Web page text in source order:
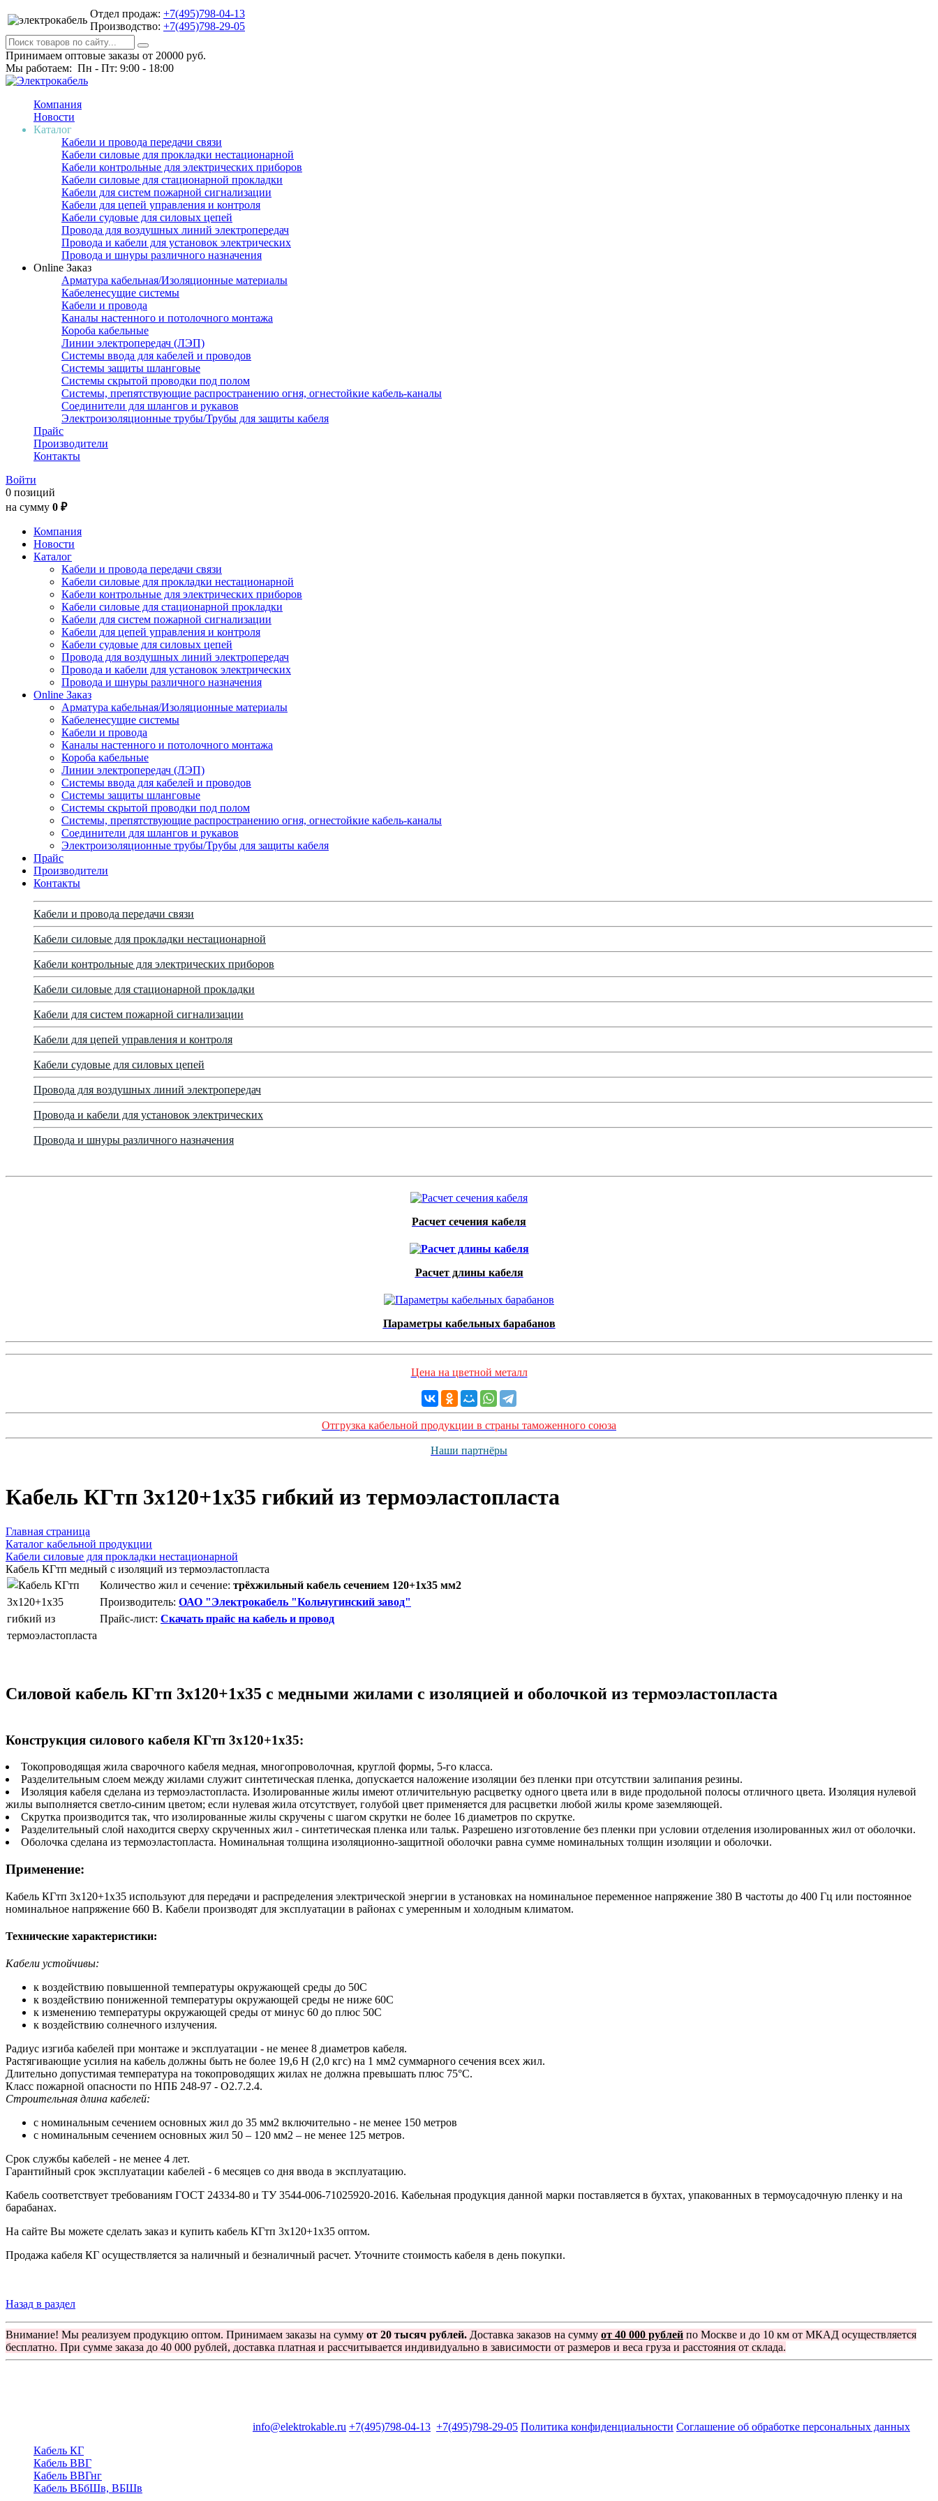
Отдел продаж: +7(495)798-04-13
Производство: +7(495)798-29-05
Принимаем оптовые заказы от 20000 руб.
Мы работаем: Пн - Пт: 9:00 - 18:00
Компания
Новости
Каталог
Кабели и провода передачи связи
Кабели силовые для прокладки нестационарной
Кабели контрольные для электрических приборов
Кабели силовые для стационарной прокладки
Кабели для систем пожарной сигнализации
Кабели для цепей управления и контроля
Кабели судовые для силовых цепей
Провода для воздушных линий электропередач
Провода и кабели для установок электрических
Провода и шнуры различного назначения
Online Заказ
Арматура кабельная/Изоляционные материалы
Кабеленесущие системы
Кабели и провода
Каналы настенного и потолочного монтажа
Короба кабельные
Линии электропередач (ЛЭП)
Системы ввода для кабелей и проводов
Системы защиты шланговые
Системы скрытой проводки под полом
Системы, препятствующие распространению огня, огнестойкие кабель-каналы
Соединители для шлангов и рукавов
Электроизоляционные трубы/Трубы для защиты кабеля
Прайс
Производители
Контакты
Войти
0 позиций
на сумму 0 ₽
Компания
Новости
Каталог
Кабели и провода передачи связи
Кабели силовые для прокладки нестационарной
Кабели контрольные для электрических приборов
Кабели силовые для стационарной прокладки
Кабели для систем пожарной сигнализации
Кабели для цепей управления и контроля
Кабели судовые для силовых цепей
Провода для воздушных линий электропередач
Провода и кабели для установок электрических
Провода и шнуры различного назначения
Online Заказ
Арматура кабельная/Изоляционные материалы
Кабеленесущие системы
Кабели и провода
Каналы настенного и потолочного монтажа
Короба кабельные
Линии электропередач (ЛЭП)
Системы ввода для кабелей и проводов
Системы защиты шланговые
Системы скрытой проводки под полом
Системы, препятствующие распространению огня, огнестойкие кабель-каналы
Соединители для шлангов и рукавов
Электроизоляционные трубы/Трубы для защиты кабеля
Прайс
Производители
Контакты
Кабели и провода передачи связи
Кабели силовые для прокладки нестационарной
Кабели контрольные для электрических приборов
Кабели силовые для стационарной прокладки
Кабели для систем пожарной сигнализации
Кабели для цепей управления и контроля
Кабели судовые для силовых цепей
Провода для воздушных линий электропередач
Провода и кабели для установок электрических
Провода и шнуры различного назначения
Расчет сечения кабеля
Расчет длины кабеля
Параметры кабельных барабанов
Цена на цветной металл
Отгрузка кабельной продукции в страны таможенного союза
Наши партнёры
Кабель КГтп 3х120+1х35 гибкий из термоэластопласта
Главная страница
Каталог кабельной продукции
Кабели силовые для прокладки нестационарной
Кабель КГтп медный с изоляций из термоэластопласта
Количество жил и сечение: трёхжильный кабель сечением 120+1х35 мм2
Производитель: ОАО "Электрокабель "Кольчугинский завод"
Прайс-лист: Скачать прайс на кабель и провод
Силовой кабель КГтп 3х120+1х35 с медными жилами с изоляцией и оболочкой из термоэластопласта
Конструкция силового кабеля КГтп 3х120+1х35:
Токопроводящая жила сварочного кабеля медная, многопроволочная, круглой формы, 5-го класса.
Разделительным слоем между жилами служит синтетическая пленка, допускается наложение изоляции без пленки при отсутствии залипания резины.
Изоляция кабеля сделана из термоэластопласта. Изолированные жилы имеют отличительную расцветку одного цвета или в виде продольной полосы отличного цвета. Изоляция нулевой
жилы выполняется светло-синим цветом; если нулевая жила отсутствует, голубой цвет применяется для расцветки любой жилы кроме заземляющей.
Скрутка производится так, что изолированные жилы скручены с шагом скрутки не более 16 диаметров по скрутке.
Разделительный слой находится сверху скрученных жил - синтетическая пленка или тальк. Разрешено изготовление без пленки при условии отделения изолированных жил от оболочки.
Оболочка сделана из термоэластопласта. Номинальная толщина изоляционно-защитной оболочки равна сумме номинальных толщин изоляции и оболочки.
Применение:
Кабель КГтп 3х120+1х35 используют для передачи и распределения электрической энергии в установках на номинальное переменное напряжение 380 В частоты до 400 Гц или постоянное
номинальное напряжение 660 В. Кабели производят для эксплуатации в районах с умеренным и холодным климатом.
Технические характеристики:
Кабели устойчивы:
к воздействию повышенной температуры окружающей среды до 50С
к воздействию пониженной температуры окружающей среды не ниже 60С
к изменению температуры окружающей среды от минус 60 до плюс 50С
к воздействию солнечного излучения.
Радиус изгиба кабелей при монтаже и эксплуатации - не менее 8 диаметров кабеля.
Растягивающие усилия на кабель должны быть не более 19,6 Н (2,0 кгс) на 1 мм2 суммарного сечения всех жил.
Длительно допустимая температура на токопроводящих жилах не должна превышать плюс 75°С.
Класс пожарной опасности по НПБ 248-97 - О2.7.2.4.
Строительная длина кабелей:
с номинальным сечением основных жил до 35 мм2 включительно - не менее 150 метров
с номинальным сечением основных жил 50 – 120 мм2 – не менее 125 метров.
Срок службы кабелей - не менее 4 лет.
Гарантийный срок эксплуатации кабелей - 6 месяцев со дня ввода в эксплуатацию.
Кабель соответствует требованиям ГОСТ 24334-80 и ТУ 3544-006-71025920-2016. Кабельная продукция данной марки поставляется в бухтах, упакованных в термоусадочную пленку и на
барабанах.
На сайте Вы можете сделать заказ и купить кабель КГтп 3х120+1х35 оптом.
Продажа кабеля КГ осуществляется за наличный и безналичный расчет. Уточните стоимость кабеля в день покупки.
Назад в раздел
Внимание! Мы реализуем продукцию оптом. Принимаем заказы на сумму от 20 тысяч рублей. Доставка заказов на сумму от 40 000 рублей по Москве и до 10 км от МКАД осуществляется
бесплатно. При сумме заказа до 40 000 рублей, доставка платная и рассчитывается индивидуально в зависимости от размеров и веса груза и расстояния от склада.
info@elektrokable.ru +7(495)798-04-13 +7(495)798-29-05 Политика конфиденциальности Соглашение об обработке персональных данных
Кабель КГ
Кабель ВВГ
Кабель ВВГнг
Кабель ВБбШв, ВБШв